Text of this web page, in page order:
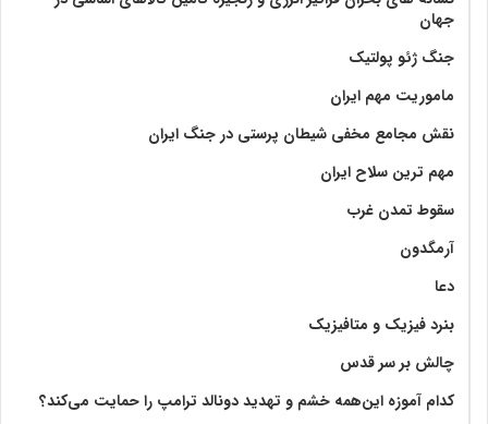
جهان
جنگ ژئو پولتیک
ماموریت مهم ایران
نقش مجامع مخفی شیطان پرستی در جنگ ایران
مهم ترین سلاح ایران
سقوط تمدن غرب
آرمگدون
دعا
بنرد فیزیک و متافیزیک
چالش بر سر قدس
کدام آموزه این‌همه خشم و تهدید دونالد ترامپ را حمایت می‌کند؟